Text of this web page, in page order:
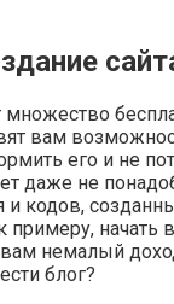
множество
вам
его и не
даже не
кодов,
начать
немалый
блог?